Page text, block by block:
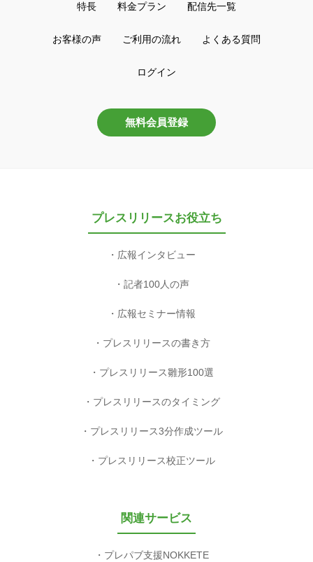
特長 料金プラン 配信先一覧
お客様の声 ご利用の流れ よくある質問
ログイン
無料会員登録
プレスリリースお役立ち
広報インタビュー
記者100人の声
広報セミナー情報
プレスリリースの書き方
プレスリリース雛形100選
プレスリリースのタイミング
プレスリリース3分作成ツール
プレスリリース校正ツール
関連サービス
プレパブ支援NOKKETE